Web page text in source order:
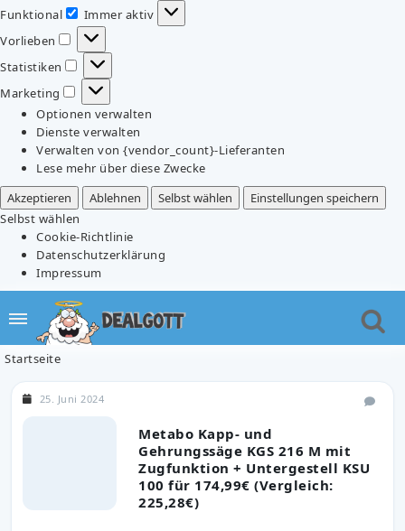
Funktional
Funktional
Immer aktiv
Vorlieben
Vorlieben
Statistiken
Statistiken
Marketing
Marketing
Optionen verwalten
Dienste verwalten
Verwalten von {vendor_count}-Lieferanten
Lese mehr über diese Zwecke
Akzeptieren
Ablehnen Selbst wählen
Einstellungen speichern
Selbst wählen
Cookie-Richtlinie
Datenschutzerklärung
Impressum
Startseite
Metabo Kapp- und
Gehrungssäge KGS 216 M mit
Zugfunktion + Untergestell KSU
100 für 174,99€ (Vergleich:
225,28€)
25. Juni 2024